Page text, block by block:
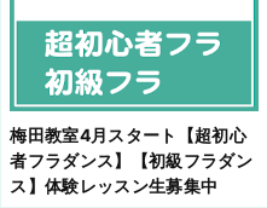
梅田教室4月スタート【超初心
者フラダンス】【初級フラダン
ス】体験レッスン生募集中